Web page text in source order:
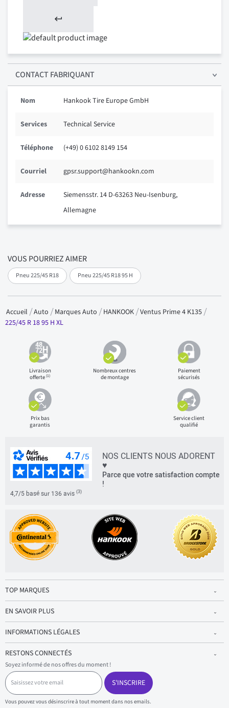
VOUS POURRIEZ AIMER
Pneu 225/45 R18 Pneu 225/45 R18 95 H
CONTACT FABRIQUANT
Nom Hankook Tire Europe GmbH
Services Technical Service
Téléphone (+49) 0 6102 8149 154
Courriel gpsr.support@hankookn.com
Adresse
Siemensstr. 14 D-63263 Neu-Isenburg,
Allemagne
Accueil Auto Marques Auto HANKOOK Ventus Prime 4 K135
225/45 R 18 95 H XL
Livraison
offerte(1)
Nombreux centres
de montage
Paiement
sécurisés
Prix bas
garantis
Service client
qualifié
NOS CLIENTS NOUS ADORENT
♥
Parce que votre satisfaction compte
!
4,7/5 basé sur 136 avis (3)
TOP MARQUES
EN SAVOIR PLUS
INFORMATIONS LÉGALES
RESTONS CONNECTÉS
Soyez informé de nos offres du moment !
S
a
i
s
S'INSCRIRE
Vous pouvez vous désinscrire à tout moment dans nos emails.